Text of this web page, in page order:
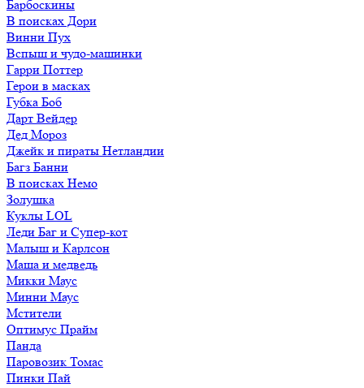
Барбоскины
В поисках Дори
Винни Пух
Вспыш и чудо-машинки
Гарри Поттер
Герои в масках
Губка Боб
Дарт Вейдер
Дед Мороз
Джейк и пираты Нетландии
Багз Банни
В поисках Немо
Золушка
Куклы LOL
Леди Баг и Супер-кот
Малыш и Карлсон
Маша и медведь
Микки Маус
Минни Маус
Мстители
Оптимус Прайм
Панда
Паровозик Томас
Пинки Пай